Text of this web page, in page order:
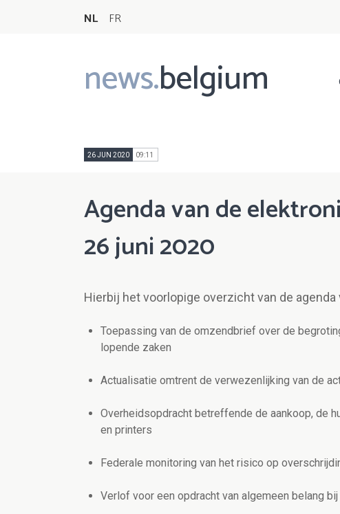
NL FR
news.belgium
Main
navigation
26 JUN 2020 09:11
Agenda van de
26 juni 2020
Hierbij het voorlopige overzicht van de
Toepassing van de omzendbrief over de
lopende zaken
Actualisatie omtrent de verwezenlijking van de
Overheidsopdracht betreffende de aankoop, de
en printers
Federale monitoring van het risico op
Verlof voor een opdracht van algemeen belang